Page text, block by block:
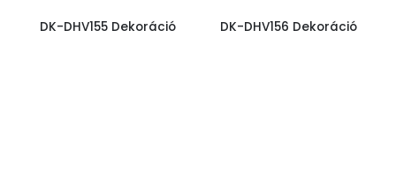
DK-DHV155 Dekoráció DK-DHV156 Dekoráció